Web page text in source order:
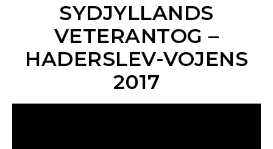
SYDJYLLANDS
VETERANTOG –
HADERSLEV-VOJENS
2017